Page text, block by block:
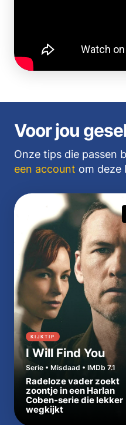
Voor jou
Onze tips die passen
een account om deze
KIJKTIP
I Will Find You
Serie • Misdaad • IMDb 7.1
Radeloze vader zoekt
zoontje in een Harlan
Coben-serie die lekker
wegkijkt